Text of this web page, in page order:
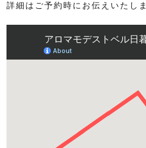
詳細はご予約時にお伝えいたし